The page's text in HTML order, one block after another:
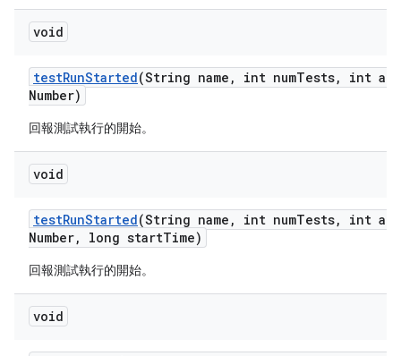
void
testRunStarted(String name , int numTests,
int
Number)
回報測試執行的開始。
void
testRunStarted(String name , int numTests,
int
Number, long startTime)
回報測試執行的開始。
void